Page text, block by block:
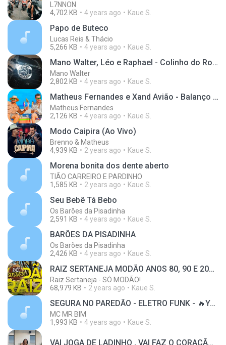
L7NNON
4,702 KB
4 years ago Kaue S.
Papo de Buteco
Lucas Reis & Thácio
5,266 KB
4 years ago Kaue S.
Mano Walter, Léo e Raphael - Colinho do Roceiro (MADE IN PARANÁ EDITON)
Mano Walter
2,802 KB
4 years ago Kaue S.
Matheus Fernandes e Xand Avião - Balanço da Rede (Clipe Oficial)
Matheus Fernandes
2,126 KB
4 years ago Kaue S.
Modo Caipira (Ao Vivo)
Brenno & Matheus
4,939 KB
2 years ago Kaue S.
Morena bonita dos dente aberto
TIÃO CARREIRO E PARDINHO
1,585 KB
2 years ago Kaue S.
Seu Bebê Tá Bebo
Os Barões da Pisadinha
2,591 KB
4 years ago Kaue S.
BARÕES DA PISADINHA
Os Barões da Pisadinha
2,426 KB
4 years ago Kaue S.
RAIZ SERTANEJA MODÃO ANOS 80, 90 E 2000 - SÓ AS MELHORES DO SERTANEJO ANTIGO
Raiz Sertaneja - SÓ MODÃO!
68,979 KB
2 years ago Kaue S.
SEGURA NO PAREDÃO - ELETRO FUNK - 🔥YAN PRODUÇÕES🔥
MC MR BIM
1,993 KB
4 years ago Kaue S.
VAI JOGA DE LADINHO , VAI FAZ O CORAÇÃOZINHO - VAI QUEBRA DE LADIN [ TIK TOK ] JL O ÚNICO